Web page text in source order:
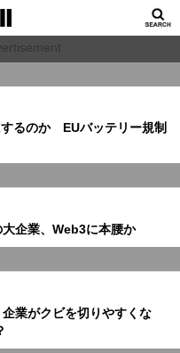
るのか EUバッテリー規制
企業、Web3に本腰か
業がクビを切りやすくな